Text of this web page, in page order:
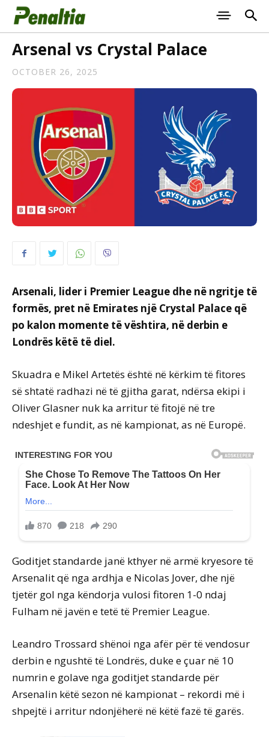
Arsenal vs Crystal Palace
OCTOBER 26, 2025
Arsenali, lider i Premier League dhe në ngritje të
formës, pret në Emirates një Crystal Palace që
po kalon momente të vështira, në derbin e
Londrës këtë të diel.
Skuadra e Mikel Artetës është në kërkim të fitores
së shtatë radhazi në të gjitha garat, ndërsa ekipi i
Oliver Glasner nuk ka arritur të fitojë në tre
ndeshjet e fundit, as në kampionat, as në Europë.
Goditjet standarde janë kthyer në armë kryesore të
Arsenalit që nga ardhja e Nicolas Jover, dhe një
tjetër gol nga këndorja vulosi fitoren 1-0 ndaj
Fulham në javën e tetë të Premier League.
Leandro Trossard shënoi nga afër për të vendosur
derbin e ngushtë të Londrës, duke e çuar në 10
numrin e golave nga goditjet standarde për
Arsenalin këtë sezon në kampionat – rekordi më i
shpejtë i arritur ndonjëherë në këtë fazë të garës.